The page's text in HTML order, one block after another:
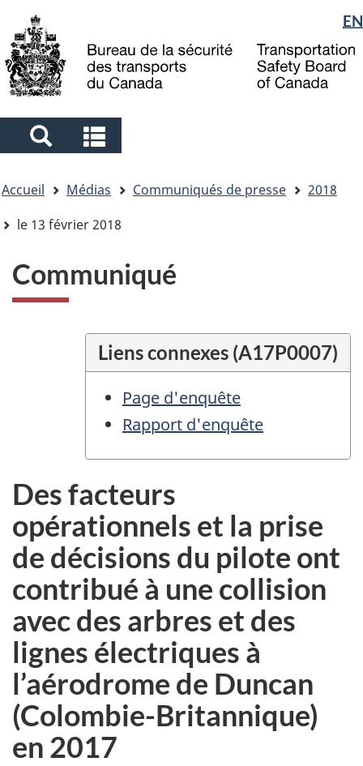
to
main
to
"About
government"
à
la
Sélection
de
la
langue
EN
Search
and
menus
and
menus
êtes
ici
Accueil Médias Communiqués de presse
2018
le 13 février 2018
Communiqué
Liens connexes (A17P0007)
Page d'enquête
Rapport d'enquête
Des facteurs
opérationnels et la prise
de décisions du pilote ont
contribué à une collision
avec des arbres et des
lignes électriques à
l’aérodrome de Duncan
(Colombie-Britannique)
en 2017